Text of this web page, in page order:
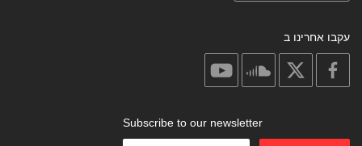
עקבו אחרינו ב
facebook
soundcloud
Subscribe to our newsletter